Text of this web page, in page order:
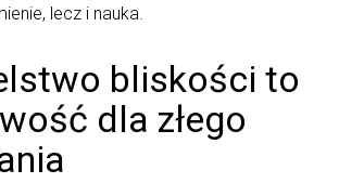
lecz i nauka.
bliskości to
dla złego